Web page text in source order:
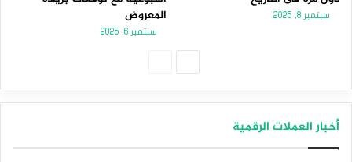
سبتمبر 8, 2025
المعروض
سبتمبر 6, 2025
أخبار العملات الرقمية